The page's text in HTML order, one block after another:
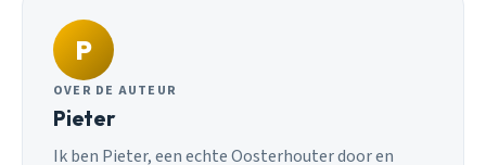
P
OVER DE AUTEUR
Pieter
Ik ben Pieter, een echte Oosterhouter door en